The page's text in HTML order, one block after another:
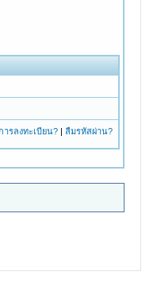
ารลงทะเบียน?| ลืมรหัสผ่าน?